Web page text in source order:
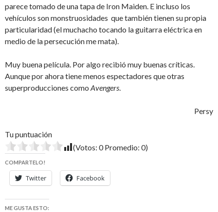
parece tomado de una tapa de Iron Maiden. E incluso los
vehículos son monstruosidades que también tienen su propia
particularidad (el muchacho tocando la guitarra eléctrica en
medio de la persecución me mata).
Muy buena película. Por algo recibió muy buenas críticas.
Aunque por ahora tiene menos espectadores que otras
superproducciones como Avengers.
Persy
Tu puntuación
(Votos: 0Promedio: 0)
COMPARTELO!
Twitter Facebook
ME GUSTA ESTO: